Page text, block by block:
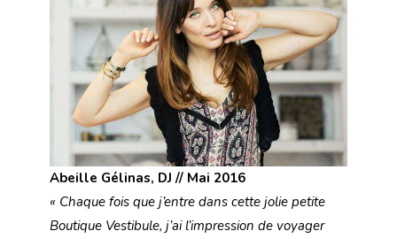
Abeille Gélinas, DJ // Mai 2016
« Chaque fois que j’entre dans cette jolie petite
Boutique Vestibule, j’ai l’impression de voyager